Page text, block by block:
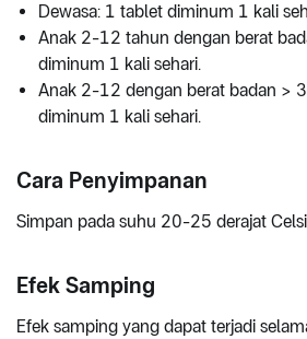
Dewasa: 1 tablet diminum 1 kali
Anak 2-12 tahun dengan berat
diminum 1 kali sehari.
Anak 2-12 dengan berat badan >
diminum 1 kali sehari.
Cara Penyimpanan
Simpan pada suhu 20-25 derajat
Efek Samping
Efek samping yang dapat terjadi